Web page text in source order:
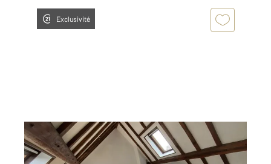
Exclusivité
MANTES LA JOLIE 78
22,27 m2, 2 pièces
Ref : 5752